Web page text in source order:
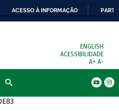
ACESSO À INFORMAÇÃO
ENGLISH
ACESSIBILIDADE
A+ A-